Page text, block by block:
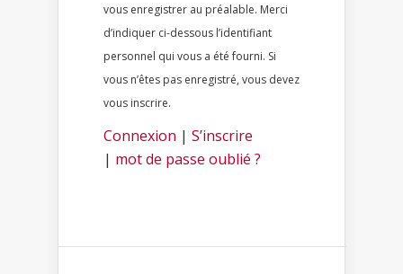
vous enregistrer au préalable. Merci
d’indiquer ci-dessous l’identifiant
personnel qui vous a été fourni. Si
vous n’êtes pas enregistré, vous devez
vous inscrire.
Connexion | S’inscrire
| mot de passe oublié ?